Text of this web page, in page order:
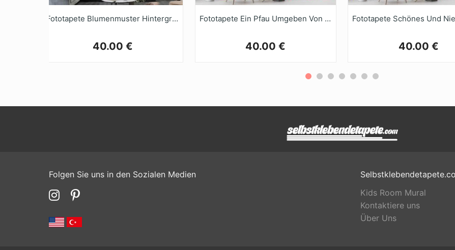
Fototapete Blumenmuster Hintergrund
40.00 €
Fototapete Ein Pfau Umgeben Von Blumen Und Schmetterlingen
40.00 € 40.00 €
Folgen Sie uns in den Sozialen Medien
Kids Room Mural
Kontaktiere uns
Über Uns